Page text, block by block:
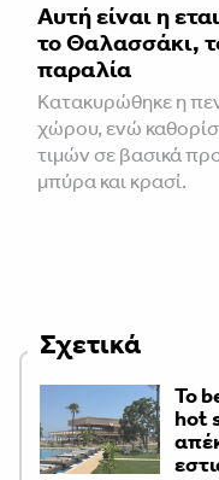
Αυτή είναι η
το Θαλασσάκι,
παραλία
Κατακυρώθηκε η
χώρου, ενώ
τιμών σε βασικά
μπύρα και κρασί.
Σχετικά
Το
hot